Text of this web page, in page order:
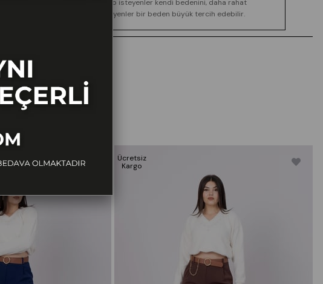
Daha dar kalıp isteyenler kendi bedenini, daha rahat
görünüm isteyenler bir beden büyük tercih edebilir.
Ücretsiz
Kargo